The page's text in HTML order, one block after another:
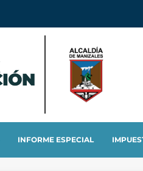
INFORME ESPECIAL